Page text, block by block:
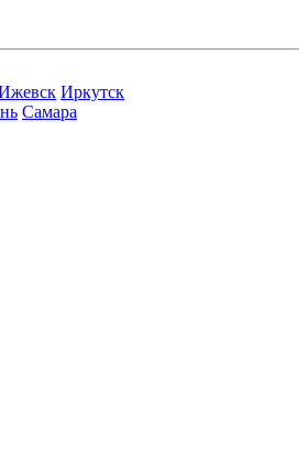
Иркутск
Самара